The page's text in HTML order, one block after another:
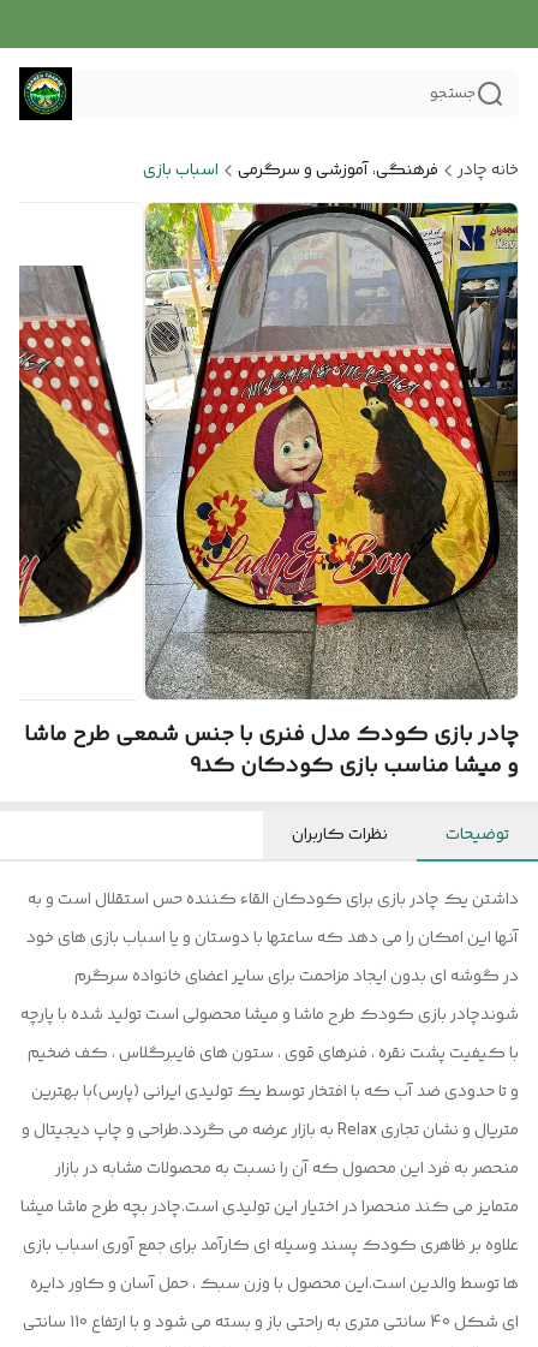
جستجو
خانه چادر فرهنگی، آموزشی و سرگرمی اسباب بازی
چادر بازی کودک مدل فنری با جنس شمعی طرح ماشا
و میشا مناسب بازی کودکان کد9
توضیحات نظرات کاربران
داشتن یک چادر بازی برای کودکان القاء کننده حس استقلال است و به
آنها این امکان را می دهد که ساعتها با دوستان و یا اسباب بازی های خود
در گوشه ای بدون ایجاد مزاحمت برای سایر اعضای خانواده سرگرم
شوندچادر بازی کودک طرح ماشا و میشا محصولی است تولید شده با پارچه
با کیفیت پشت نقره ، فنرهای قوی ، ستون های فایبرگلاس ، کف ضخیم
و تا حدودی ضد آب که با افتخار توسط یک تولیدی ایرانی (پارس)با بهترین
متریال و نشان تجاری Relax به بازار عرضه می گردد.طراحی و چاپ دیجیتال و
منحصر به فرد این محصول که آن را نسبت به محصولات مشابه در بازار
متمایز می کند منحصرا در اختیار این تولیدی است.چادر بچه طرح ماشا میشا
علاوه بر ظاهری کودک پسند وسیله ای کارآمد برای جمع آوری اسباب بازی
ها توسط والدین است.این محصول با وزن سبک ، حمل آسان و کاور دایره
ای شکل 40 سانتی متری به راحتی باز و بسته می شود و با ارتفاع 110 سانتی